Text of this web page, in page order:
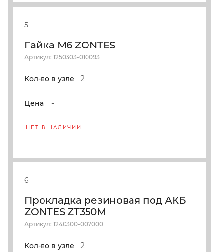
5
Гайка М6 ZONTES
Артикул: 1250303-010093
Кол-во в узле 2
Цена -
НЕТ В НАЛИЧИИ
6
Прокладка резиновая под АКБ
ZONTES ZT350M
Артикул: 1240300-007000
Кол-во в узле 2